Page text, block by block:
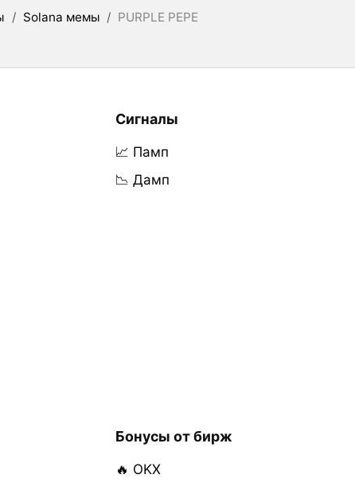
/ Solana мемы / PURPLE PEPE
Сигналы
📈 Памп
📉 Дамп
Бонусы от бирж
🔥 OKX